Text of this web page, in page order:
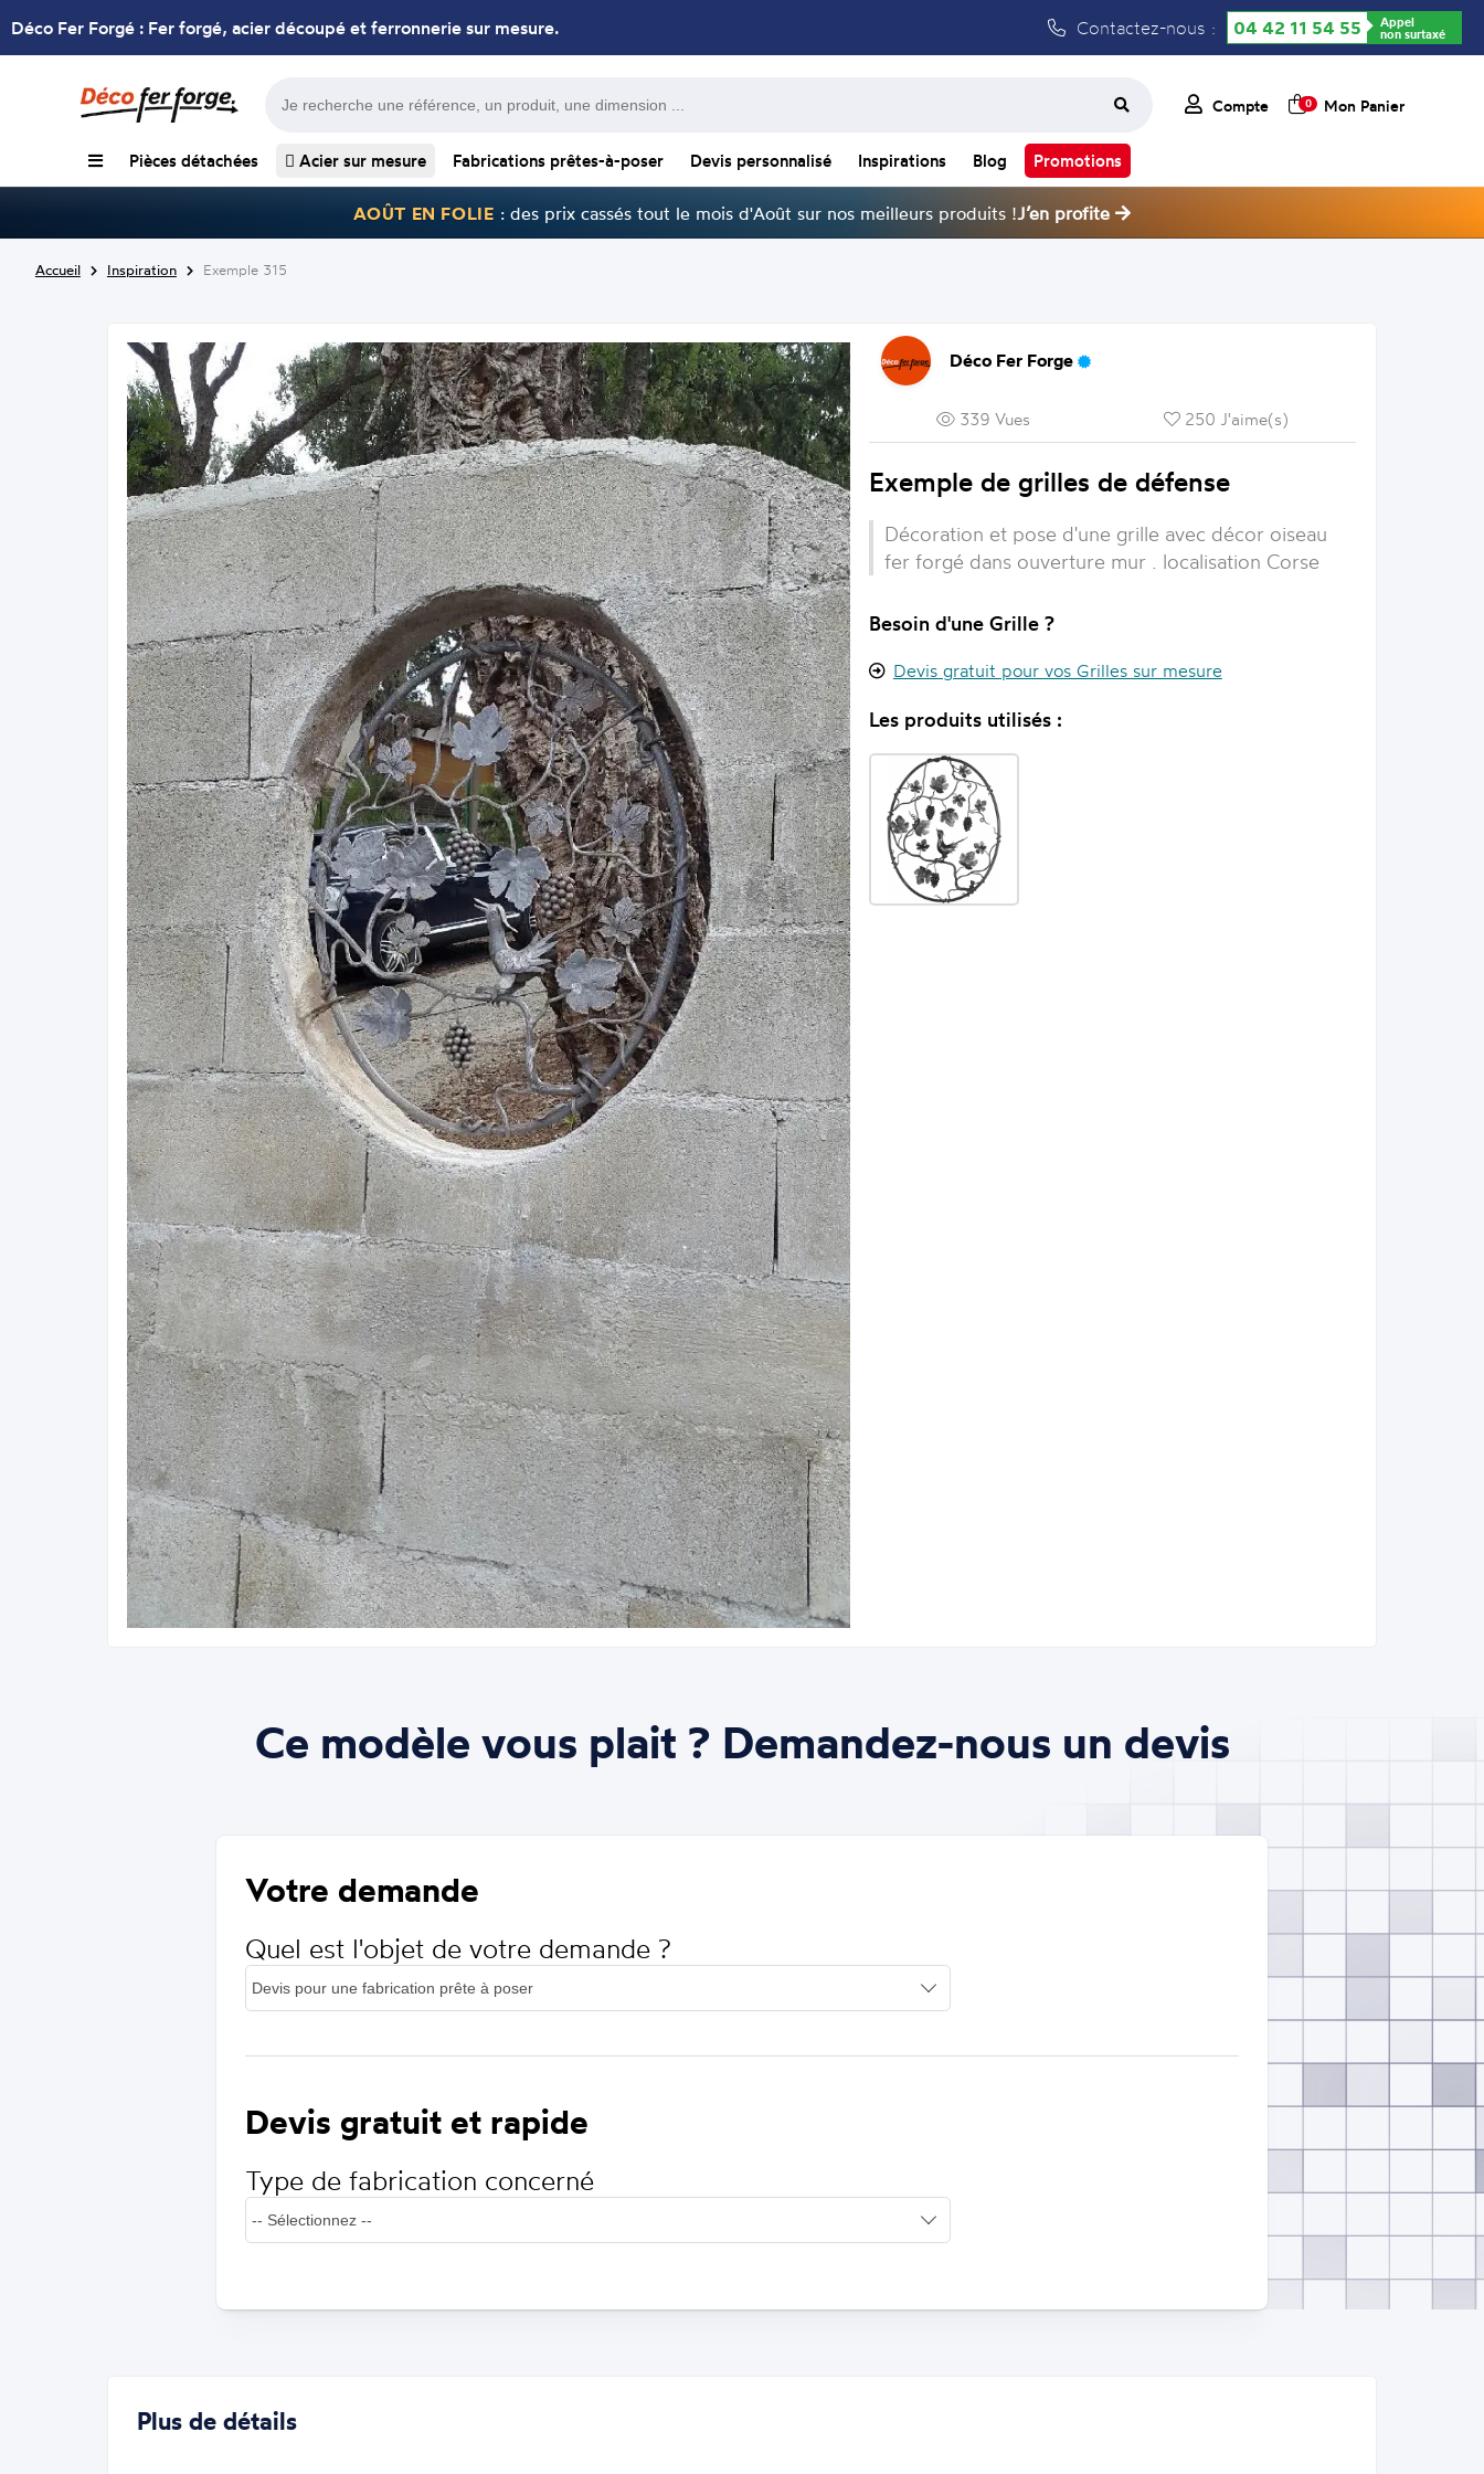
Déco Fer Forgé : Fer forgé, acier découpé et ferronnerie sur mesure. Contactez-nous : 04 42 11 54 55 Appel
non surtaxé
Compte 0 Mon Panier
Pièces détachées Acier sur mesure Fabrications prêtes-à-poser Devis personnalisé Inspirations Blog Promotions
AOÛT EN FOLIE : des prix cassés tout le mois d'Août sur nos meilleurs produits !J’en profite
Accueil Inspiration Exemple 315
Déco Fer Forge
339 Vues 250 J'aime(s)
Exemple de grilles de défense
Décoration et pose d'une grille avec décor oiseau
fer forgé dans ouverture mur . localisation Corse
Besoin d'une Grille ?
Devis gratuit pour vos Grilles sur mesure
Les produits utilisés :
Ce modèle vous plait ? Demandez-nous un devis
Votre demande
Quel est l'objet de votre demande ?
Devis gratuit et rapide
Type de fabrication concerné
Plus de détails